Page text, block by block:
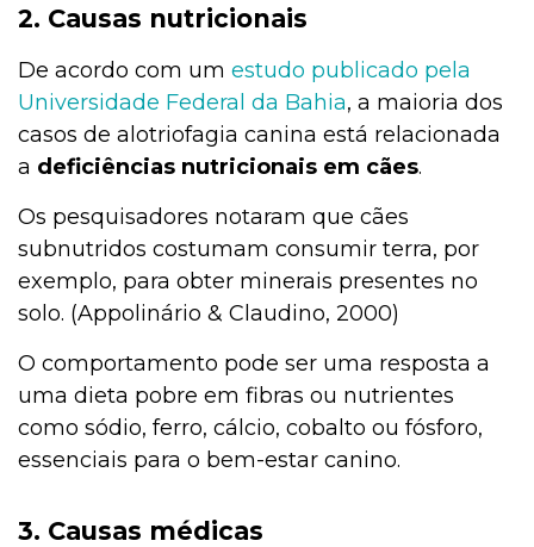
2. Causas nutricionais
De acordo com um estudo publicado pela
Universidade Federal da Bahia, a maioria dos
casos de alotriofagia canina está relacionada
a deficiências nutricionais em cães.
Os pesquisadores notaram que cães
subnutridos costumam consumir terra, por
exemplo, para obter minerais presentes no
solo. (Appolinário & Claudino, 2000)
O comportamento pode ser uma resposta a
uma dieta pobre em fibras ou nutrientes
como sódio, ferro, cálcio, cobalto ou fósforo,
essenciais para o bem-estar canino.
3. Causas médicas